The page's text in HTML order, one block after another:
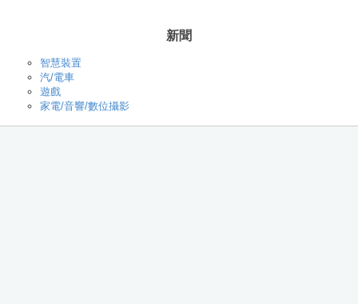
新聞
智慧裝置
汽/電車
遊戲
家電/音響/數位攝影